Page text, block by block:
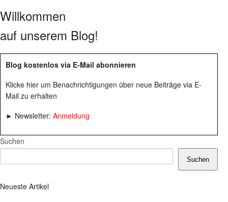
Willkommen
auf unserem Blog!
Blog kostenlos via E-Mail abonnieren
Klicke hier um Benachrichtigungen über neue Beiträge via E-
Mail zu erhalten
► Newsletter: Anmeldung
Suchen
Suchen
Neueste Artikel